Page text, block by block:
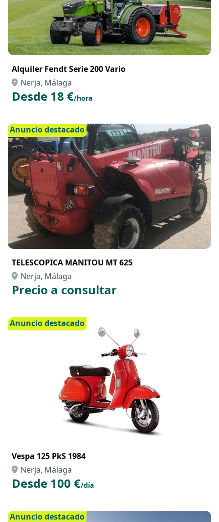
Alquiler Fendt Serie 200 Vario
Nerja, Málaga
Desde 18 €/hora
Anuncio destacado
TELESCOPICA MANITOU MT 625
Nerja, Málaga
Precio a consultar
Anuncio destacado
Vespa 125 PkS 1984
Nerja, Málaga
Desde 100 €/día
Anuncio destacado